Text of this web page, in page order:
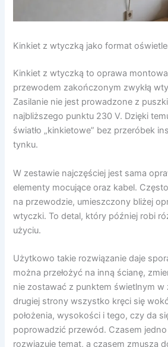
Kinkiet z wtyczką jako format
Kinkiet z wtyczką to oprawa
przewodem zakończonym zwykłą
Zasilanie nie jest prowadzone z
najbliższego punktu 230 V. Dzięki
światło „kinkietowe” bez przeróbek
tynku.
W zestawie najczęściej jest sama
elementy mocujące oraz kabel.
na przewodzie, umieszczony bliżej
wtyczki. To detal, który później robi
użyciu.
Użytkowo takie rozwiązanie daje
można przełożyć na inną ścianę,
nie zostawać z punktem świetlnym w
drugiej strony wszystko kręci się
położenia, wysokości i tego, czy da
poprowadzić przewód. Czasem jedno
rozwiązuje temat, a czasem zmusza